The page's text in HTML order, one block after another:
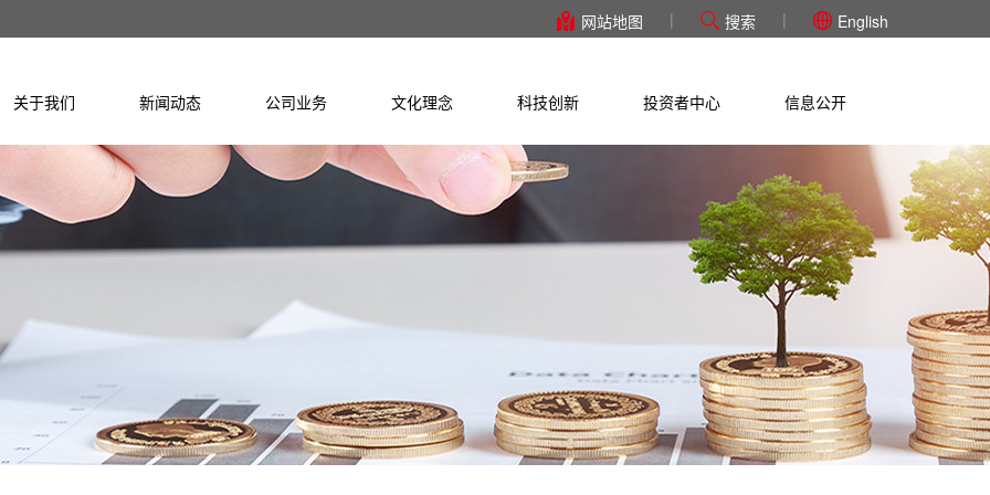
网站地图 | 搜索 | English
关于我们 新闻动态 公司业务 文化理念 科技创新 投资者中心 信息公开